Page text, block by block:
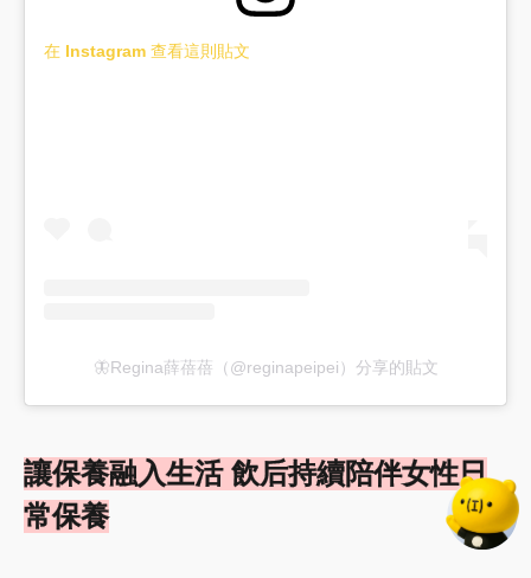
在 Instagram 查看這則貼文
🦋Regina薛蓓蓓（@reginapeipei）分享的貼文
讓保養融入生活 飲后持續陪伴女性日
常保養